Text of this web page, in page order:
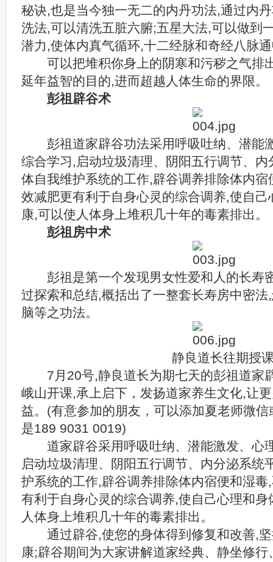
秘诀,也是当今独一无二的内丹功法,通过内
洗法,可以清洗五脏六腑;五星大法,可以做到
潜力,使体内真气循环,十二经脉和奇经八脉
可以把堆积你身上的阴寒和污秽之气排
延年益智的目的,进而超越人体生命的界限。
彭祖辟谷术
彭祖道家辟谷功法采用呼吸吐纳、潜能
综合学习,启动垃圾清理、阴阳五行调节、
体自我维护系统的工作,辟谷调养排除体内
效减肥更有利于自身心灵的综合调养,使自
康,可以使人体身上堆积几十年的毒素排出。
彭祖房中术
彭祖是第一个发现男女性爱和人的长寿
过探索和总结,概括出了一整套长寿房中密
脑等之功法。
静良道长往期授
7月20号,静良道长为期七天的彭祖道家
峨山开课,承上启下，发扬道家养生文化,让
益。(有意参加的朋友，可以添加夏老师微
是189 9031 0019)
道家辟谷采用呼吸吐纳、潜能激发、心
启动垃圾清理、阴阳五行调节、内分泌系统
护系统的工作,辟谷调养排除体内宿便和湿
有利于自身心灵的综合调养,使自己心理和
人体身上堆积几十年的毒素排出。
通过辟谷,使您的身体得到修复和改善,坚
康;辟谷期间为大家讲解道家经典、静坐修